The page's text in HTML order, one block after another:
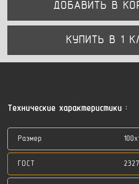
ДОБАВИТЬ В
КУПИТЬ В 1
Технические характеристики :
Размер
ГОСТ